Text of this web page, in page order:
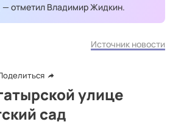
— отметил Владимир Жидкин.
Источник новости
улице
сад